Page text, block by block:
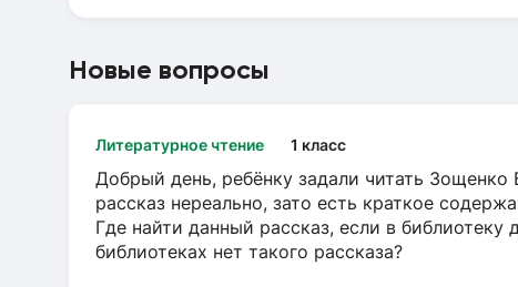
Новые вопросы
Литературное чтение 1 класс
Добрый день, ребёнку задали читать
рассказ нереально, зато есть краткое
Где найти данный рассказ, если в библиотеку
библиотеках нет такого рассказа?